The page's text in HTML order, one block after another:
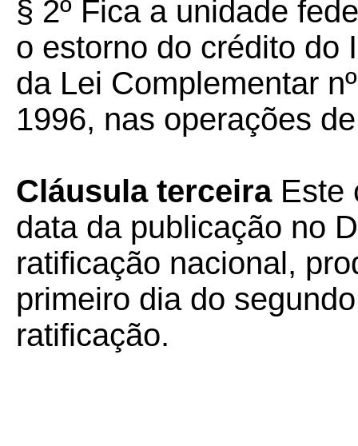
§ 2º Fica a unidade
o estorno do crédito do
da Lei Complementar
1996, nas operações
Cláusula terceiraEste
data da publicação no
ratificação nacional,
primeiro dia do
ratificação.